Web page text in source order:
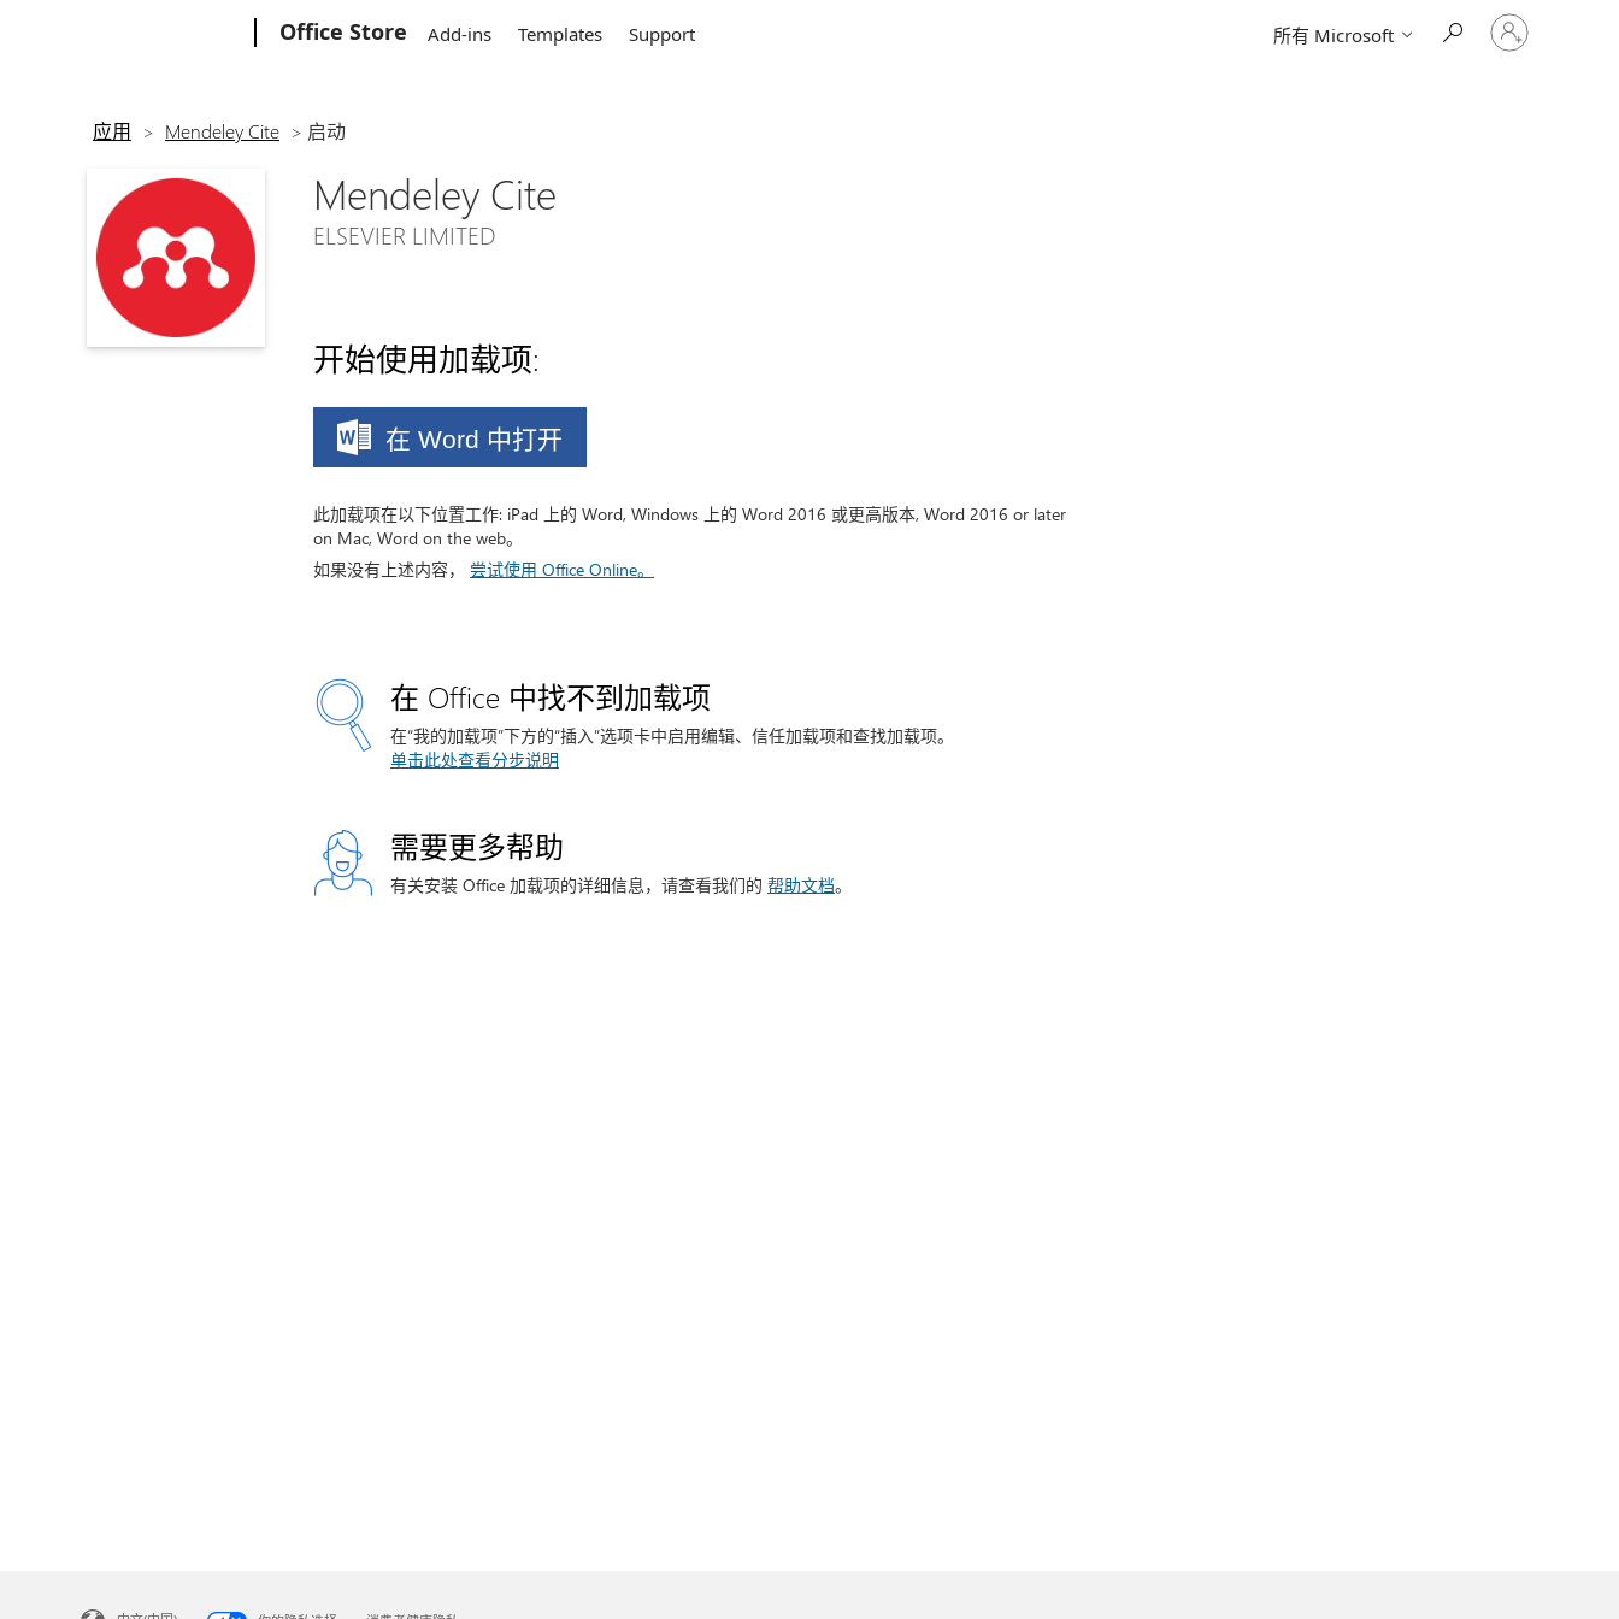
Office Store Add-ins Templates Support 所有 Microsoft
请
登
应用 > Mendeley Cite > 启动
Mendeley Cite
ELSEVIER LIMITED
开始使用加载项:
在 Word 中打开
此加载项在以下位置工作: iPad 上的 Word, Windows 上的 Word 2016 或更高版本, Word 2016 or later
on Mac, Word on the web。
如果没有上述内容， 尝试使用 Office Online。
在 Office 中找不到加载项
在“我的加载项”下方的“插入”选项卡中启用编辑、信任加载项和查找加载项。
单击此处查看分步说明
需要更多帮助
有关安装 Office 加载项的详细信息，请查看我们的 帮助文档。